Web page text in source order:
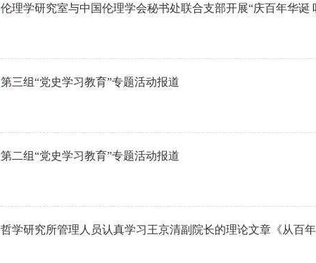
伦理学研究室与中国伦理学会秘书处联合支部开展“庆百年华诞
第三组“党史学习教育”专题活动报道
第二组“党史学习教育”专题活动报道
哲学研究所管理人员认真学习王京清副院长的理论文章《从百